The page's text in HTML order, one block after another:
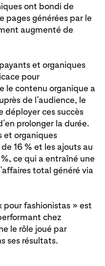
ont bondi de
pages générées par le
augmenté de
et organiques
pour
le contenu organique a
de l’audience, le
déployer ces succès
prolonger la durée.
et organiques
16 % et les ajouts au
ce qui a entraîné une
total généré via
pour fashionistas » est
chez
le rôle joué par
ses résultats.